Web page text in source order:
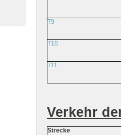
T9
T10
T11
Verkehr
Strecke